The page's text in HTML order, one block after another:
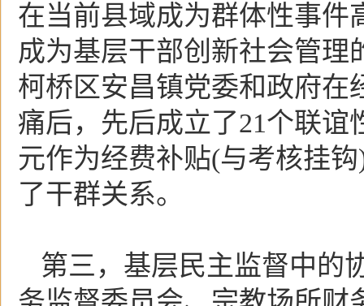
在当前县域成为群体性事件
成为基层干部创新社会管理
柯桥区安昌镇党委和政府在
痛后，先后成立了21个联谊
元作为经费补贴(与考核挂
了干群关系。
第三，基层民主监督中的